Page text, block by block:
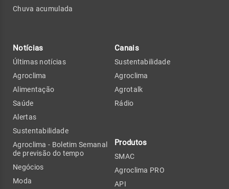
Chuva acumulada
Notícias
Últimas notícias
Agroclima
Alimentação
Saúde
Alertas
Sustentabilidade
Agroclima - Boletim Semanal
de previsão do tempo
Negócios
Moda
Canais
Sustentabilidade
Agroclima
Agrotalk
Rádio
Produtos
SMAC
Agroclima PRO
API